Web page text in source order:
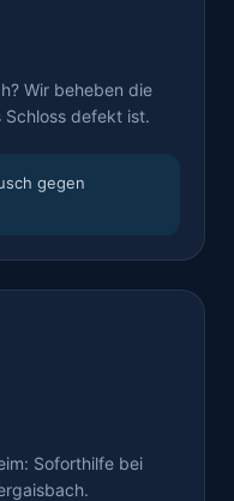
Wir beheben die
Schloss defekt ist.
gegen
Soforthilfe bei